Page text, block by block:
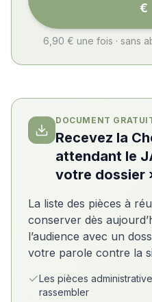
€
6,90 € une fois · sans
DOCUMENT
Recevez la
attendant le
votre dossier
La liste des pièces à
conserver dès
l’audience avec un
votre parole contre la
Les pièces
rassembler